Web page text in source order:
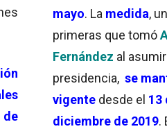
mayo. La medida,
primeras que tomó
Fernández al
presidencia, se
vigente desde el 13
diciembre de 2019.